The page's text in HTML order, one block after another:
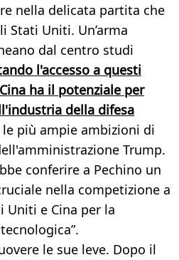
nella delicata partita che
Stati Uniti. Un’arma
dal centro studi
l'accesso a questi
ha il potenziale per
della difesa
più ampie ambizioni di
Trump.
conferire a Pechino un
nella competizione a
e Cina per la
le sue leve. Dopo il